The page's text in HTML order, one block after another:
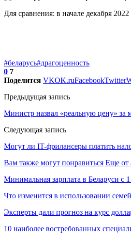
Для сравнения: в начале декабря
#беларусь#драгоценность
0 7
Поделится VKOK.ruFacebookTwitter
Предыдущая запись
Министр назвал «реальную цену» за
Следующая запись
Могут ли IT-фрилансеры платить
Вам также могут понравиться Еще от
Минимальная зарплата в Беларуси с
Что изменится в использовании
Эксперты дали прогноз на курс
10 наиболее востребованных